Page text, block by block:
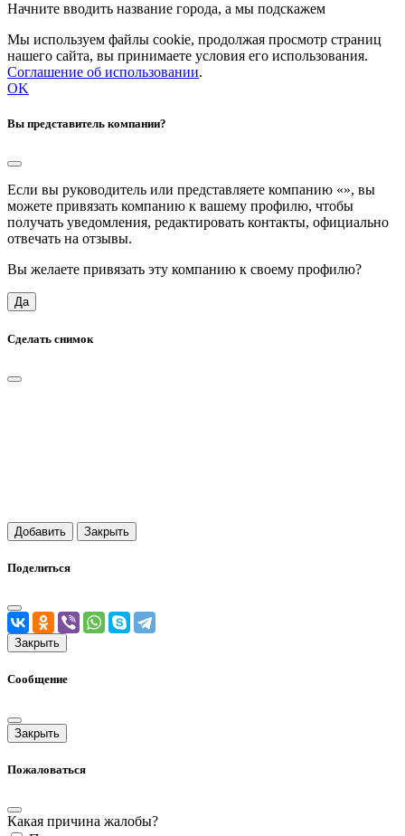
Начните вводить название города, а мы подскажем
Мы используем файлы cookie, продолжая просмотр страниц
нашего сайта, вы принимаете условия его использования.
Соглашение об использовании.
OK
Вы представитель компании?
Если вы руководитель или представляете компанию «», вы
можете привязать компанию к вашему профилю, чтобы
получать уведомления, редактировать контакты, официально
отвечать на отзывы.
Вы желаете привязать эту компанию к своему профилю?
Да
Сделать снимок
Добавить Закрыть
Поделиться
Закрыть
Сообщение
Закрыть
Пожаловаться
Какая причина жалобы?